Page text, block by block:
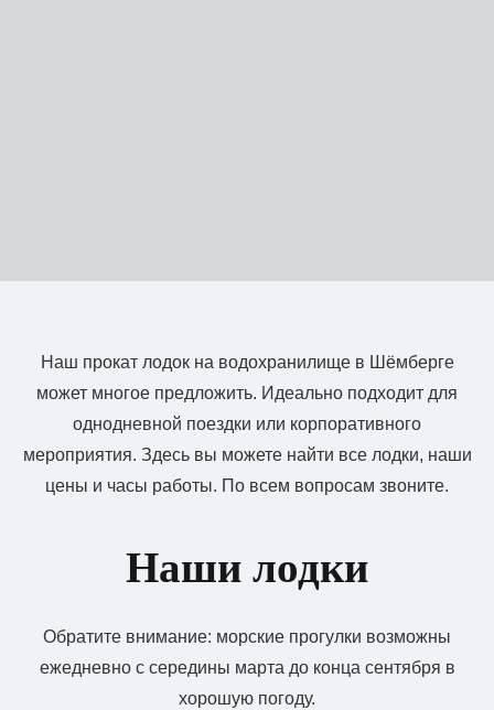
Наш прокат лодок на водохранилище в Шёмберге
может многое предложить. Идеально подходит для
однодневной поездки или корпоративного
мероприятия. Здесь вы можете найти все лодки, наши
цены и часы работы. По всем вопросам звоните.
Наши лодки
Обратите внимание: морские прогулки возможны
ежедневно с середины марта до конца сентября в
хорошую погоду.